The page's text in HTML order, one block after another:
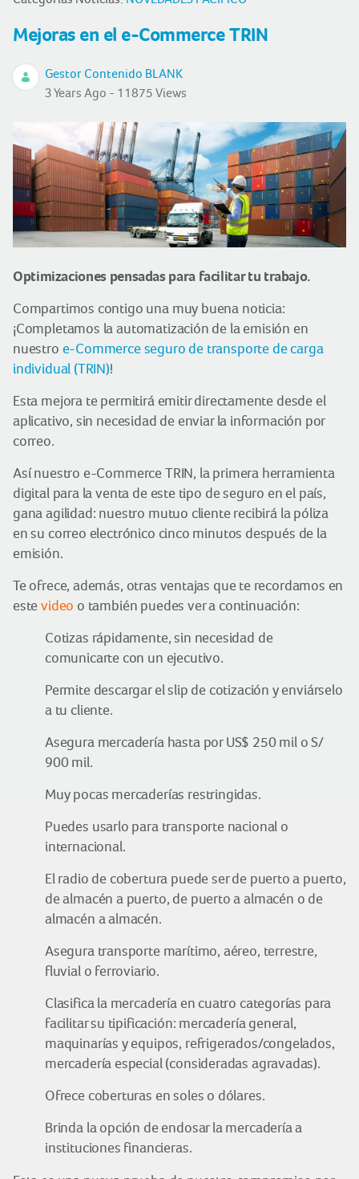
Mejoras en el e-Commerce TRIN
Gestor Contenido BLANK
3 Years Ago - 11875 Views
Optimizaciones pensadas para facilitar tu trabajo.
Compartimos contigo una muy buena noticia:
¡Completamos la automatización de la emisión en
nuestro e-Commerce seguro de transporte de carga
individual (TRIN)!
Esta mejora te permitirá emitir directamente desde el
aplicativo, sin necesidad de enviar la información por
correo.
Así nuestro e-Commerce TRIN, la primera herramienta
digital para la venta de este tipo de seguro en el país,
gana agilidad: nuestro mutuo cliente recibirá la póliza
en su correo electrónico cinco minutos después de la
emisión.
Te ofrece, además, otras ventajas que te recordamos en
estevideo o también puedes ver a continuación:
Cotizas rápidamente, sin necesidad de
comunicarte con un ejecutivo.
Permite descargar el slip de cotización y enviárselo
a tu cliente.
Asegura mercadería hasta por US$ 250 mil o S/
900 mil.
Muy pocas mercaderías restringidas.
Puedes usarlo para transporte nacional o
internacional.
El radio de cobertura puede ser de puerto a puerto,
de almacén a puerto, de puerto a almacén o de
almacén a almacén.
Asegura transporte marítimo, aéreo, terrestre,
fluvial o ferroviario.
Clasifica la mercadería en cuatro categorías para
facilitar su tipificación: mercadería general,
maquinarías y equipos, refrigerados/congelados,
mercadería especial (consideradas agravadas).
Ofrece coberturas en soles o dólares.
Brinda la opción de endosar la mercadería a
instituciones financieras.